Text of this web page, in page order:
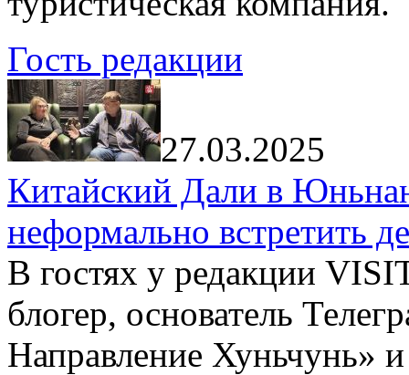
Гость редакции
27.03.2025
Китайский Дали в
неформально встретить
В гостях у редакции
блогер, основатель
Направление Хуньчунь»